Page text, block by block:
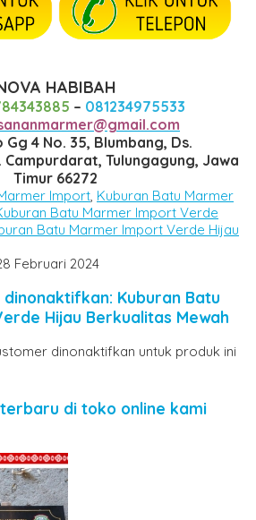
HABIBAH
– 081234975533
4 No. 35, Blumbang, Ds.
Tulungagung, Jawa
Timur 66272
Import, Kuburan Batu Marmer
Batu Marmer Import Verde
Batu Marmer Import Verde Hijau
Februari 2024
Kuburan Batu
Hijau Berkualitas Mewah
dinonaktifkan untuk produk ini
di toko online kami